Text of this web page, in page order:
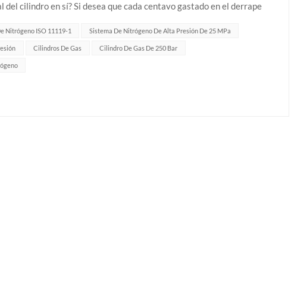
cilindro en sí? Si desea que cada centavo gastado en el derrape
Nitrógeno ISO 11119-1 Sistema De Nitrógeno De Alta Presión De 25 MPa
Cilindros De Gas Cilindro De Gas De 250 Bar